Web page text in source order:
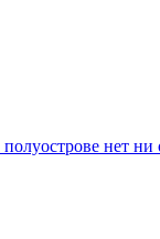
нет